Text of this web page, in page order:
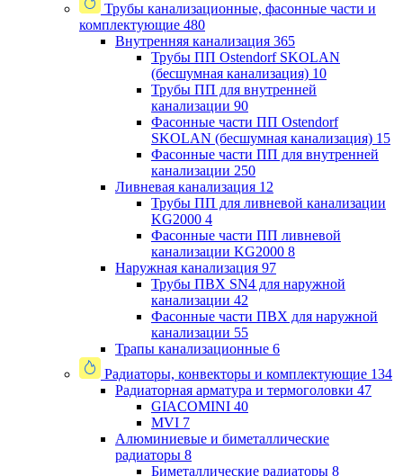
Трубы канализационные, фасонные части и
комплектующие 480
Внутренняя канализация 365
Трубы ПП Ostendorf SKOLAN
(бесшумная канализация) 10
Трубы ПП для внутренней
канализации 90
Фасонные части ПП Ostendorf
SKOLAN (бесшумная канализация) 15
Фасонные части ПП для внутренней
канализации 250
Ливневая канализация 12
Трубы ПП для ливневой канализации
KG2000 4
Фасонные части ПП ливневой
канализации KG2000 8
Наружная канализация 97
Трубы ПВХ SN4 для наружной
канализации 42
Фасонные части ПВХ для наружной
канализации 55
Трапы канализационные 6
Радиаторы, конвекторы и комплектующие 134
Радиаторная арматура и термоголовки 47
GIACOMINI 40
MVI 7
Алюминиевые и биметаллические
радиаторы 8
Биметаллические радиаторы 8